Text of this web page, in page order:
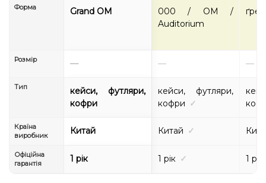
Форма Grand OM
000 / OM /
Auditorium
Розмір — — —
Тип
кейси, футляри,
кофри
кейси, футляри,
кофри ✓
Країна
виробник
Китай Китай ✓
Офіційна
гарантія
1 рік 1 рік ✓ 1 рік